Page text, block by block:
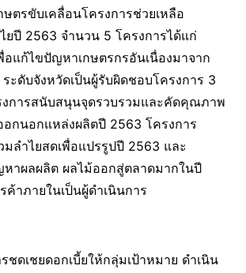
ตรขับเคลื่อนโครงการช่วยเหลือ
ยปี 2563 จำนวน 5 โครงการได้แก่
อแก้ไขปัญหาเกษตรกรอันเนื่องมาจาก
ะดับจังหวัดเป็นผู้รับผิดชอบโครงการ 3
งการสนับสนุนจุดรวบรวมและคัดคุณภาพ
อกนอกแหล่งผลิตปี 2563 โครงการ
ลำไยสดเพื่อแปรรูปปี 2563 และ
าผลผลิต ผลไม้ออกสู่ตลาดมากในปี
าภายในเป็นผู้ดำเนินการ
ชดเชยดอกเบี้ยให้กลุ่มเป้าหมาย ดำเนิน